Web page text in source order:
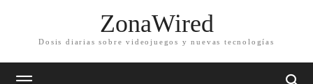
ZonaWired
Dosis diarias sobre videojuegos y nuevas tecnologías